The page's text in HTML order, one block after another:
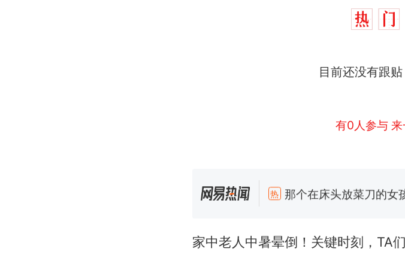
目前还没有跟
有0人参与
热 那个在床头放菜刀的女
费大厨“全国小炒肉大王”
家中老人中暑晕倒！关键时刻，TA